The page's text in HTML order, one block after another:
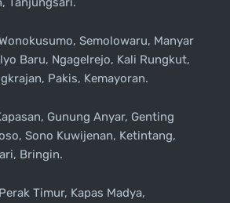
Semolowaru, Manyar
Baru, Ngagelrejo, Kali Rungkut,
Pakis, Kemayoran.
Gunung Anyar, Genting
Sono Kuwijenan, Ketintang,
Bringin.
Timur, Kapas Madya,